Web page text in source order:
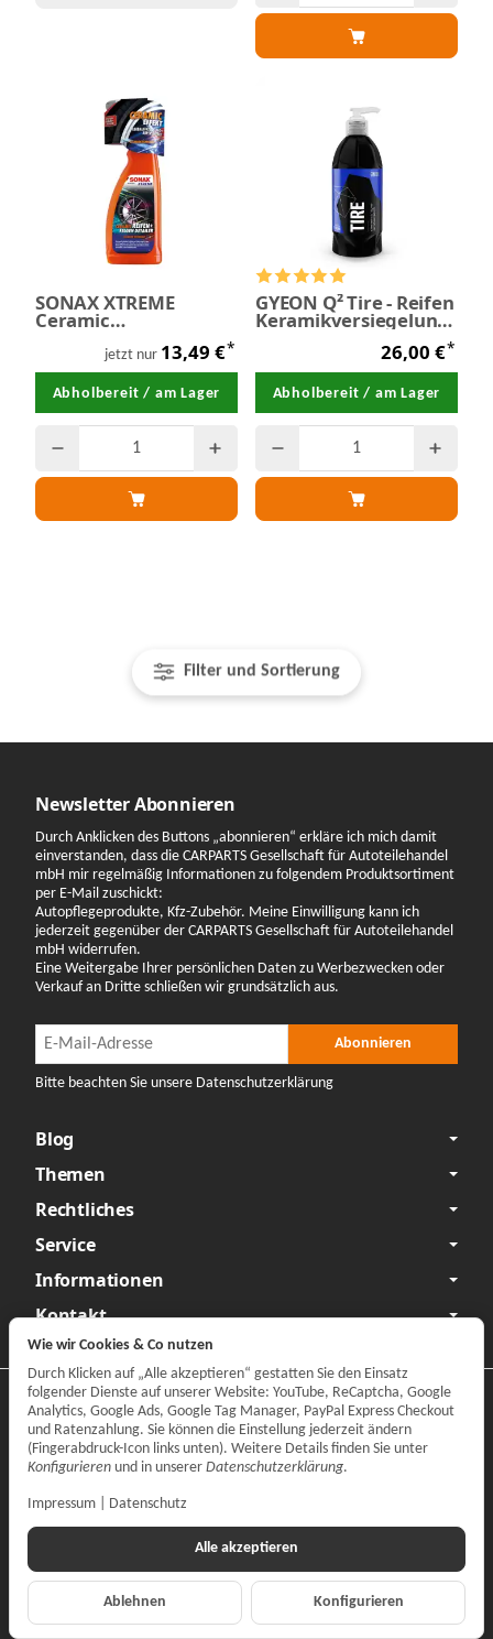
Filter und Sortierung
SONAX XTREME
Ceramic
Reifen+FelgenDetailer
jetzt nur 13,49 €*
Abholbereit / am Lager
GYEON Q² Tire - Reifen
Keramikversiegelung
26,00 €*
Abholbereit / am Lager
Newsletter Abonnieren
Durch Anklicken des Buttons „abonnieren“ erkläre ich mich damit
einverstanden, dass die CARPARTS Gesellschaft für Autoteilehandel
mbH mir regelmäßig Informationen zu folgendem Produktsortiment
per E-Mail zuschickt:
Autopflegeprodukte, Kfz-Zubehör. Meine Einwilligung kann ich
jederzeit gegenüber der CARPARTS Gesellschaft für Autoteilehandel
mbH widerrufen.
Eine Weitergabe Ihrer persönlichen Daten zu Werbezwecken oder
Verkauf an Dritte schließen wir grundsätzlich aus.
Newsletter Abonnieren Abonnieren
Bitte beachten Sie unsere Datenschutzerklärung
Blog
Themen
Rechtliches
Service
Informationen
Kontakt
Datenschutzerklärung •Impressum
Vertrag widerrufen
Alle Preise inkl. gesetzlicher MwSt., zzgl.Versand
© CARPARTS Gesellschaft für Autoteilehandel mbH
Alle akzeptieren
Ablehnen Konfigurieren
Wie wir Cookies & Co nutzen
Durch Klicken auf „Alle akzeptieren“ gestatten Sie den Einsatz
folgender Dienste auf unserer Website: YouTube, ReCaptcha, Google
Analytics, Google Ads, Google Tag Manager, PayPal Express Checkout
und Ratenzahlung. Sie können die Einstellung jederzeit ändern
(Fingerabdruck-Icon links unten). Weitere Details finden Sie unter
Konfigurieren und in unserer Datenschutzerklärung.
Impressum Datenschutz